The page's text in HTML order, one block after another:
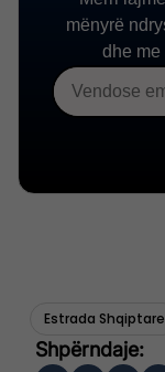
Estrada Shqiptare